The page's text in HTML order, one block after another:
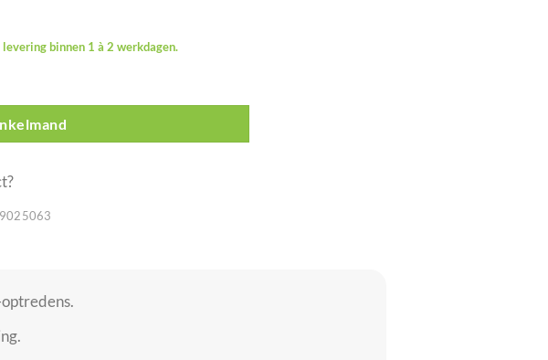
binnen 1 à 2 werkdagen.
speaker, 1000 W RMS met DSP aantal